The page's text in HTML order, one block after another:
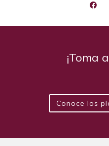
¡Toma
Conoce los